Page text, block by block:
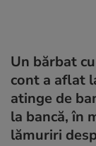
Un bărbat
cont a aflat
atinge de
la bancă, în
lămuriri